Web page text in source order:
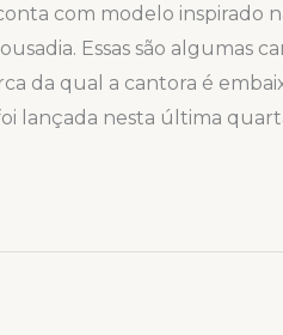
com modelo inspirado
Essas são algumas
da qual a cantora é
lançada nesta última